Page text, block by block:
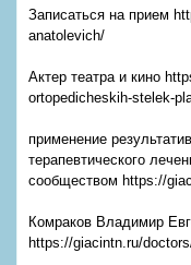
Записаться на прием
anatolevich/
Актер театра и кино
ortopedicheskih-stelek-
применение
терапевтического
сообществом https://
Комраков Владимир
https://giacintn.ru/